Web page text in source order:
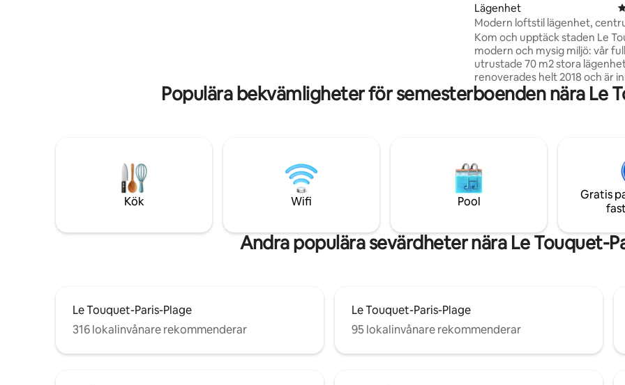
Lägenhet
Modern loftstil lägenhet,
strand (5p.)
Kom och upptäck staden Le
modern och mysig miljö: vår
utrustade 70 m2 stora
renoverades helt 2018 och är
omsorg. Den ligger på andra
har ett stort loftsliknande ljust
Touquet, 20 m från Rue Saint-
200 m från havet: restauranger,
butiker, täckt marknad... är
minuters promenad bort!
Populära bekvämligheter för semesterboenden nära Le
Kök Wifi Pool
Gratis
Andra populära sevärdheter nära Le Touquet-
Le Touquet-Paris-Plage
316 lokalinvånare rekommenderar
Le Touquet-Paris-Plage
95 lokalinvånare rekommenderar